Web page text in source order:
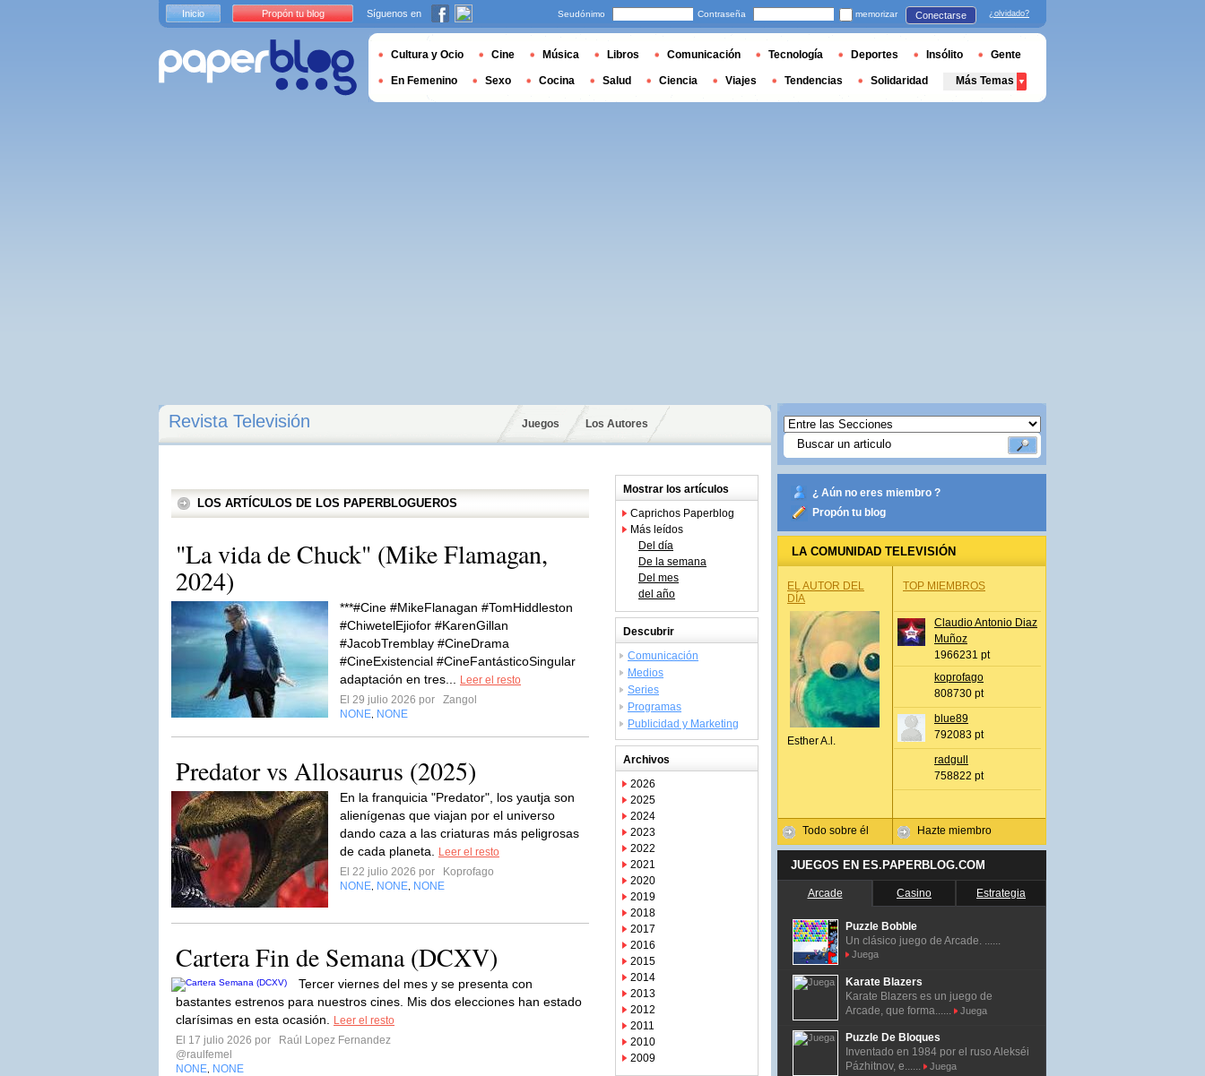
Revista Televisión Juegos Los Autores
LOS ARTÍCULOS DE LOS PAPERBLOGUEROS
"La vida de Chuck" (Mike Flamagan,
2024)
***#Cine #MikeFlanagan #TomHiddleston
#ChiwetelEjiofor #KarenGillan
#JacobTremblay #CineDrama
#CineExistencial #CineFantásticoSingular
adaptación en tres...
Leer el resto
El 29 julio 2026 por
Zangol
NONE NONE
Predator vs Allosaurus (2025)
En la franquicia "Predator", los yautja son
alienígenas que viajan por el universo
dando caza a las criaturas más peligrosas
de cada planeta.
Leer el resto
El 22 julio 2026 por
Koprofago
NONE NONE NONE
Cartera Fin de Semana (DCXV)
Tercer viernes del mes y se presenta con
bastantes estrenos para nuestros cines. Mis dos elecciones han estado
clarísimas en esta ocasión.
Leer el resto
El 17 julio 2026 por
Raúl Lopez Fernandez
@raulfemel
NONE NONE
Mostrar los artículos
Caprichos Paperblog
Más leídos
Del día
De la semana
Del mes
del año
Descubrir
Comunicación
Medios
Series
Programas
Publicidad y Marketing
Archivos
2026
2025
2024
2023
2022
2021
2020
2019
2018
2017
2016
2015
2014
2013
2012
2011
2010
2009
¿ Aún no eres miembro ?
Propón tu blog
LA COMUNIDAD TELEVISIÓN
EL AUTOR DEL
DÍA
Esther A.l.
Todo sobre él
TOP MIEMBROS
Claudio Antonio Diaz
Muñoz
1966231 pt
koprofago
808730 pt
blue89
792083 pt
radgull
758822 pt
Hazte miembro
JUEGOS EN ES.PAPERBLOG.COM
Arcade Casino Estrategia
Puzzle Bobble
Un clásico juego de Arcade. ......
Juega
Karate Blazers
Karate Blazers es un juego de
Arcade, que forma......
Juega
Puzzle De Bloques
Inventado en 1984 por el ruso Alekséi
Pázhitnov, e......
Juega
Inicio Propón tu blog Síguenos en Seudónimo Contraseña memorizar Conectarse ¿olvidado?
Cultura y Ocio Cine Música Libros Comunicación Tecnología Deportes Insólito Gente
En Femenino Sexo Cocina Salud Ciencia Viajes Tendencias Solidaridad Más Temas